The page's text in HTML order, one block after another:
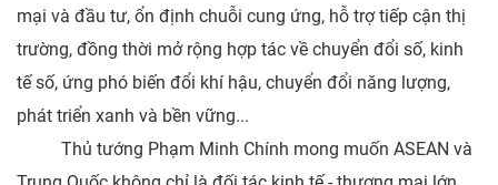
mại và đầu tư, ổn định chuỗi cung ứng, hỗ trợ tiếp cận thị
trường, đồng thời mở rộng hợp tác về chuyển đổi số, kinh
tế số, ứng phó biến đổi khí hậu, chuyển đổi năng lượng,
phát triển xanh và bền vững...
Thủ tướng Phạm Minh Chính mong muốn ASEAN và